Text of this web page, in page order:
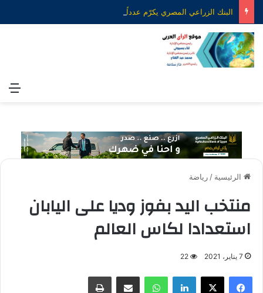
الرئيسية /رياضة
منتخب اليد بفوز وديا على اليابان
استعدادا لكاس العالم
7 يناير، 2021 22
فيسبوك X لينكدإن واتساب مشاركة عبر البريد طباعة